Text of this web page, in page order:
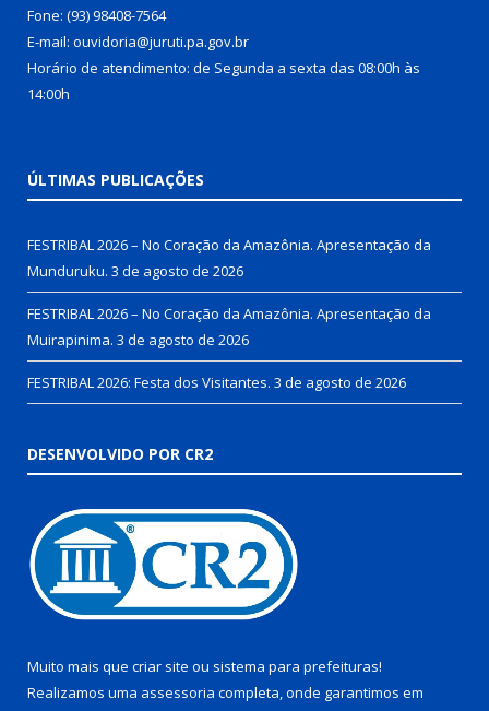
Fone: (93) 98408-7564
E-mail: ouvidoria@juruti.pa.gov.br
Horário de atendimento: de Segunda a sexta das 08:00h às
14:00h
ÚLTIMAS PUBLICAÇÕES
FESTRIBAL 2026 – No Coração da Amazônia. Apresentação da
Munduruku. 3 de agosto de 2026
FESTRIBAL 2026 – No Coração da Amazônia. Apresentação da
Muirapinima. 3 de agosto de 2026
FESTRIBAL 2026: Festa dos Visitantes. 3 de agosto de 2026
DESENVOLVIDO POR CR2
Muito mais que criar site ou sistema para prefeituras!
Realizamos uma assessoria completa, onde garantimos em